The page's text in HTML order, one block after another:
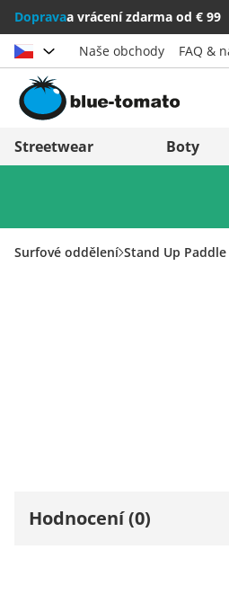
Dopravaa vrácení zdarma od € 99
Vybrat zemi
Österreich
Naše obchody FAQ &
Streetwear Boty
Surfové oddělení Stand Up Paddle
Hodnocení (0)